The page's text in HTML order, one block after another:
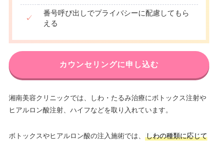
✓
番号呼び出しでプライバシーに配慮してもら
える
カウンセリングに申し込む
湘南美容クリニックでは、しわ・たるみ治療にボトックス注射や
ヒアルロン酸注射、ハイフなどを取り入れています。
ボトックスやヒアルロン酸の注入施術では、
しわの種類に応じて